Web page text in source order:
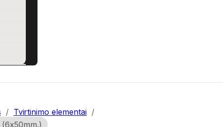
/ Tvirtinimo elementai /
(6x50mm.)